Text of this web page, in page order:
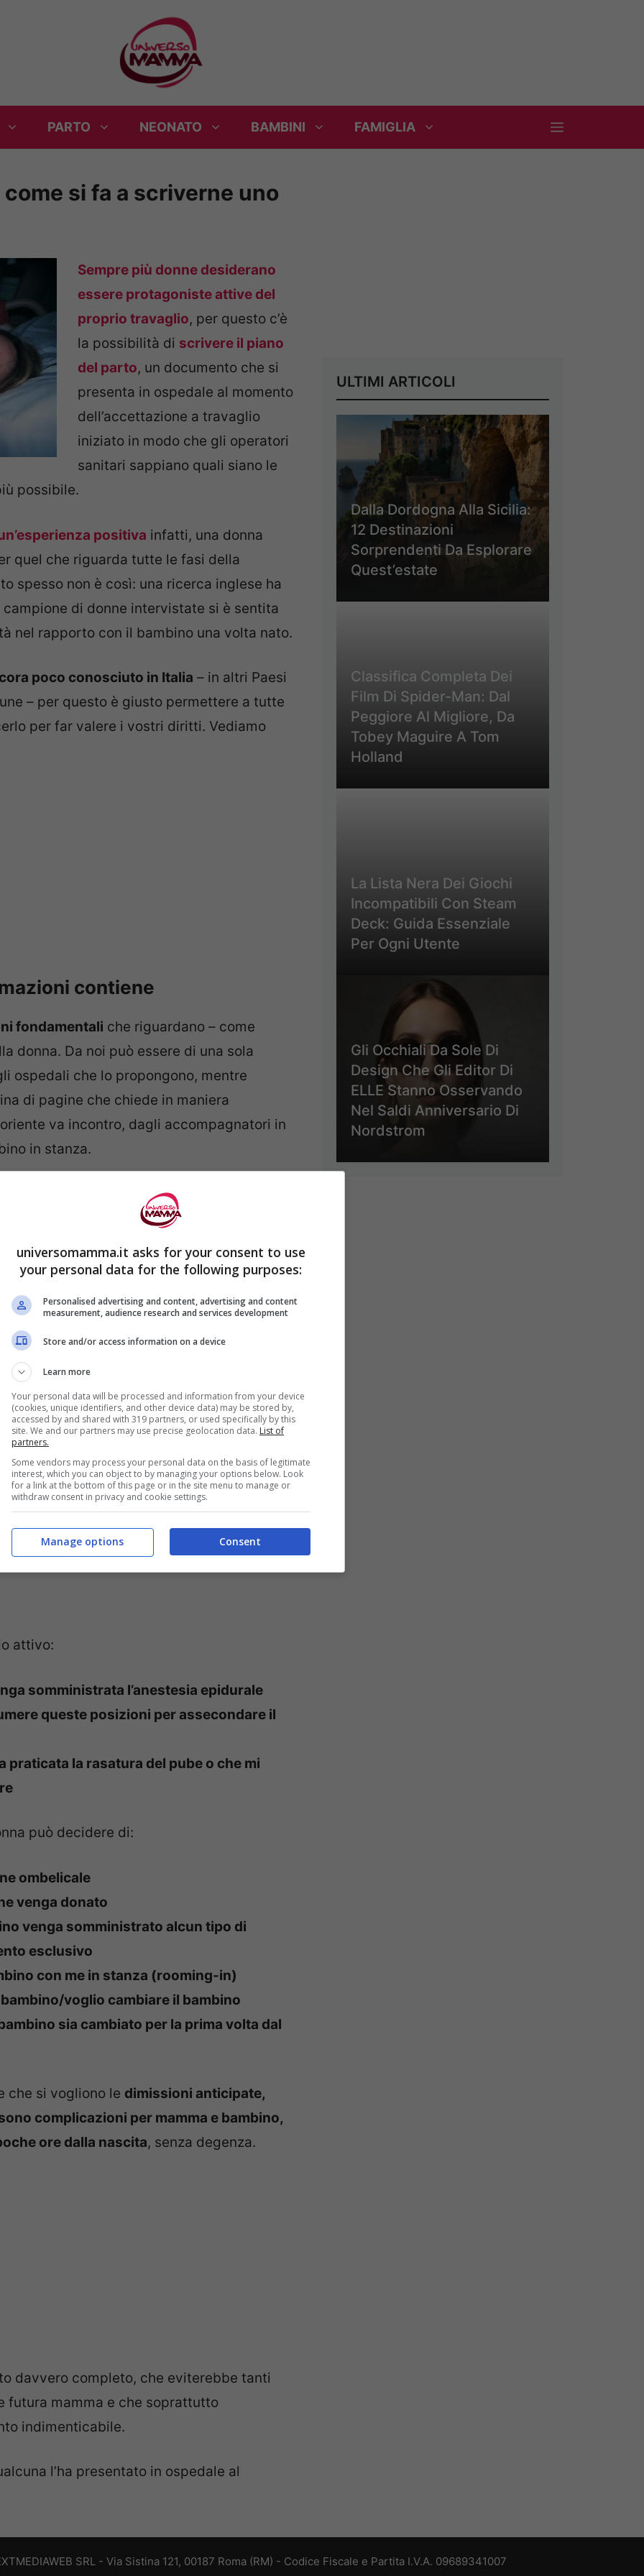
PARTO NEONATO BAMBINI FAMIGLIA
come si fa a scriverne uno
Sempre più donne desiderano
essere protagoniste attive del
proprio travaglio, per questo c’è
la possibilità di scrivere il piano
del parto, un documento che si
presenta in ospedale al momento
dell’accettazione a travaglio
iniziato in modo che gli operatori
sanitari sappiano quali siano le
possibile.
positiva infatti, una donna
quel che riguarda tutte le fasi della
spesso non è così: una ricerca inglese ha
di donne intervistate si è sentita
nel rapporto con il bambino una volta nato.
poco conosciuto in Italia – in altri Paesi
– per questo è giusto permettere a tutte
per far valere i vostri diritti. Vediamo
contiene
fondamentali che riguardano – come
donna. Da noi può essere di una sola
ospedali che lo propongono, mentre
di pagine che chiede in maniera
va incontro, dagli accompagnatori in
in stanza.
spiega che cosa sta per accadere alla
per lei in modo che – informazioni alla
autonoma, a cominciare dall’arrivo
trovare :
avere con me/non voglio avere con me
questa mia volontà durante il
che sia tenuta presente questa
attivo:
somministrata l’anestesia epidurale
queste posizioni per assecondare il
praticata la rasatura del pube o che mi
può decidere di:
ombelicale
venga donato
venga somministrato alcun tipo di
esclusivo
con me in stanza (rooming-in)
voglio cambiare il bambino
sia cambiato per la prima volta dal
che si vogliono le dimissioni anticipate,
complicazioni per mamma e bambino,
ore dalla nascita, senza degenza.
davvero completo, che eviterebbe tanti
futura mamma e che soprattutto
indimenticabile.
l’ha presentato in ospedale al
ULTIMI ARTICOLI
Dalla Dordogna Alla Sicilia:
12 Destinazioni
Sorprendenti Da Esplorare
Quest’estate
Classifica Completa Dei
Film Di Spider-Man: Dal
Peggiore Al Migliore, Da
Tobey Maguire A Tom
Holland
La Lista Nera Dei Giochi
Incompatibili Con Steam
Deck: Guida Essenziale
Per Ogni Utente
Gli Occhiali Da Sole Di
Design Che Gli Editor Di
ELLE Stanno Osservando
Nel Saldi Anniversario Di
Nordstrom
SRL - Via Sistina 121, 00187 Roma (RM) - Codice Fiscale e Partita I.V.A. 09689341007
universomamma.it asks for your consent to use
your personal data for the following purposes:
Personalised advertising and content, advertising and content
measurement, audience research and services development
Store and/or access information on a device
Learn more
Your personal data will be processed and information from your device
(cookies, unique identifiers, and other device data) may be stored by,
accessed by and shared with 319 partners, or used specifically by this
site. We and our partners may use precise geolocation data. List of
partners.
Some vendors may process your personal data on the basis of legitimate
interest, which you can object to by managing your options below. Look
for a link at the bottom of this page or in the site menu to manage or
withdraw consent in privacy and cookie settings.
Consent
Manage options